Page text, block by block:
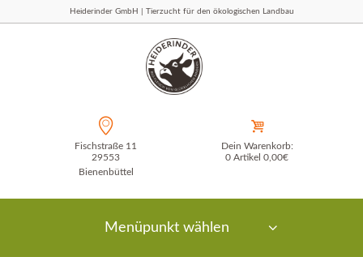
Heiderinder GmbH | Tierzucht für den ökologischen Landbau
Dein Warenkorb:
0 Artikel 0,00€
Fischstraße 11
29553
Bienenbüttel
Menüpunkt wählen